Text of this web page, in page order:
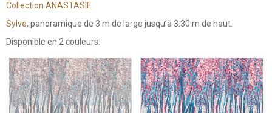
prix :
286,00€
796,00€
Collection ANASTASIE
Sylve, panoramique de 3 m de large jusqu’à 3.30 m de haut.
Disponible en 2 couleurs: